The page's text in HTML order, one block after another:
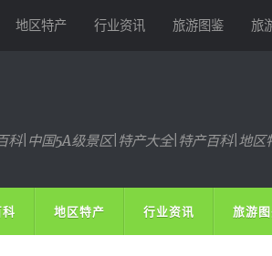
地区特产 行业资讯 旅游图鉴 旅
科|中国5A级景区|特产大全|特产百科|地
地区特产 行业资讯 旅游